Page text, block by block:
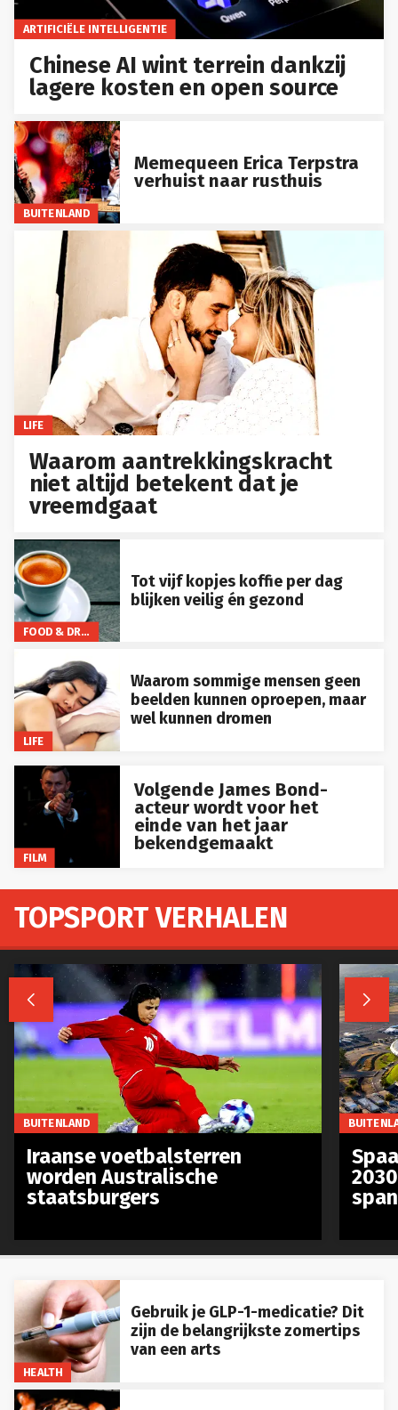
ARTIFICIËLE INTELLIGENTIE
Chinese AI wint terrein dankzij
lagere kosten en open source
BUITENLAND
Memequeen Erica Terpstra
verhuist naar rusthuis
LIFE
Waarom aantrekkingskracht
niet altijd betekent dat je
vreemdgaat
FOOD & DRINKS
Tot vijf kopjes koffie per dag
blijken veilig én gezond
LIFE
Waarom sommige mensen geen
beelden kunnen oproepen, maar
wel kunnen dromen
FILM
Volgende James Bond-
acteur wordt voor het
einde van het jaar
bekendgemaakt
HEALTH
Gebruik je GLP-1-medicatie? Dit
zijn de belangrijkste zomertips
van een arts
TOPSPORT VERHALEN
 
BUITENLAND
Iraanse voetbalsterren
worden Australische
staatsburgers